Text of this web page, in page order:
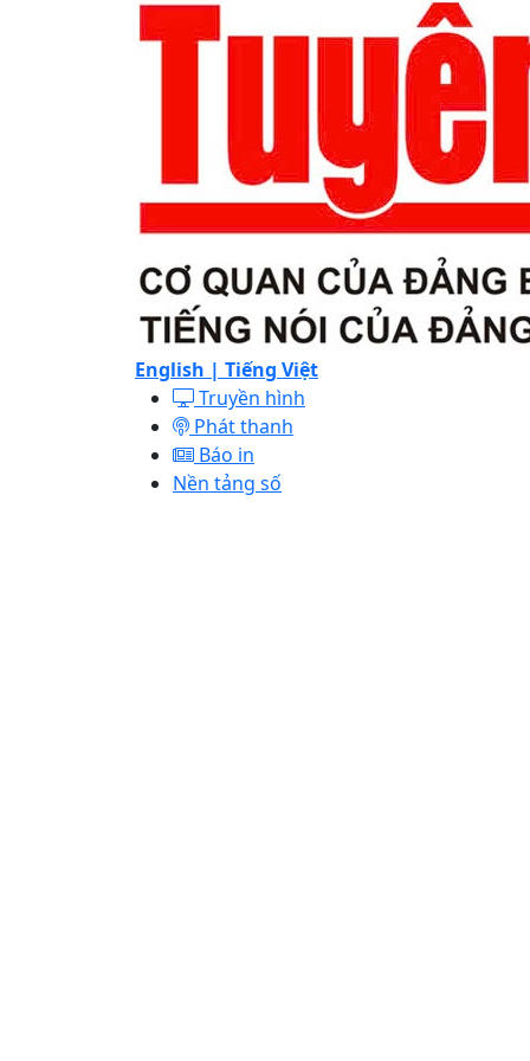
English | Tiếng Việt
Truyền hình
Phát thanh
Báo in
Nền tảng số